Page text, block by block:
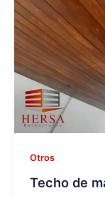
Otros
Techo de